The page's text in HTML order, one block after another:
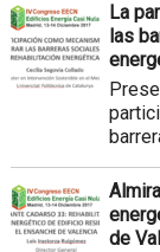
La
las
de